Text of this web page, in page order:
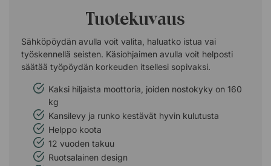
Tuotekuvaus
Sähköpöydän avulla voit valita, haluatko istua vai
työskennellä seisten. Käsiohjaimen avulla voit helposti
säätää työpöydän korkeuden itsellesi sopivaksi.
Kaksi hiljaista moottoria, joiden nostokyky on 160
kg
Kansilevy ja runko kestävät hyvin kulutusta
Helppo koota
12 vuoden takuu
Ruotsalainen design